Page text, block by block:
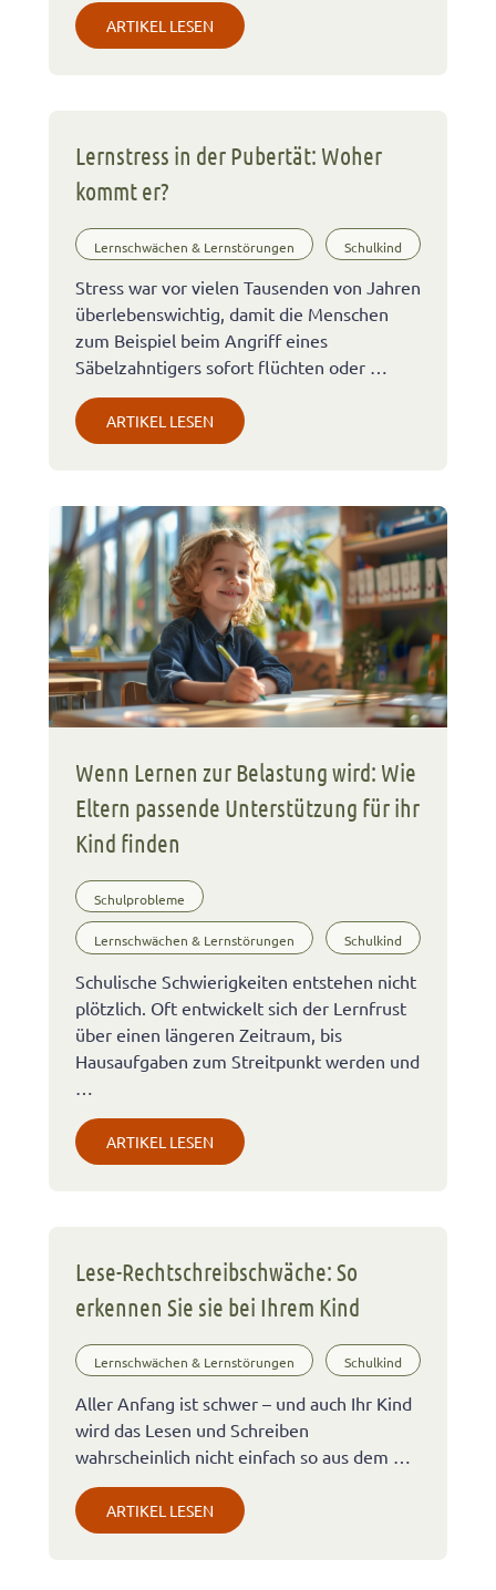
ARTIKEL LESEN
Lernstress in der Pubertät: Woher
kommt er?
Lernschwächen & Lernstörungen Schulkind
Stress war vor vielen Tausenden von Jahren
überlebenswichtig, damit die Menschen
zum Beispiel beim Angriff eines
Säbelzahntigers sofort flüchten oder …
ARTIKEL LESEN
Wenn Lernen zur Belastung wird: Wie
Eltern passende Unterstützung für ihr
Kind finden
Schulprobleme
Lernschwächen & Lernstörungen Schulkind
Schulische Schwierigkeiten entstehen nicht
plötzlich. Oft entwickelt sich der Lernfrust
über einen längeren Zeitraum, bis
Hausaufgaben zum Streitpunkt werden und
ARTIKEL LESEN
Lese-Rechtschreibschwäche: So
erkennen Sie sie bei Ihrem Kind
Lernschwächen & Lernstörungen Schulkind
Aller Anfang ist schwer – und auch Ihr Kind
wird das Lesen und Schreiben
wahrscheinlich nicht einfach so aus dem …
ARTIKEL LESEN